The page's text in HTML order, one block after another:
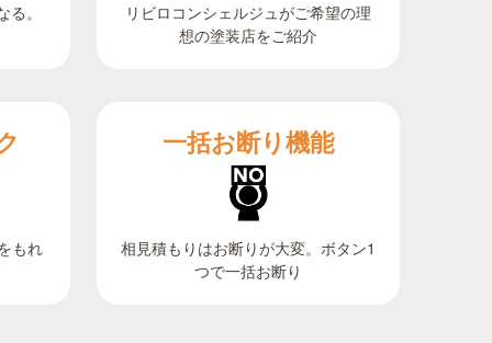
。 リビロコンシェルジュがご希望の理
想の塗装店をご紹介
もれ
一括お断り機能
相見積もりはお断りが大変。ボタン1
つで一括お断り